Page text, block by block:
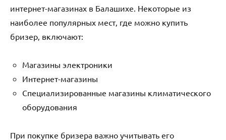
интернет-магазинах в Балашихе. Некоторые из
наиболее популярных мест‚ где можно купить
бризер‚ включают:
Магазины электроники
Интернет-магазины
Специализированные магазины климатического
оборудования
При покупке бризера важно учитывать его